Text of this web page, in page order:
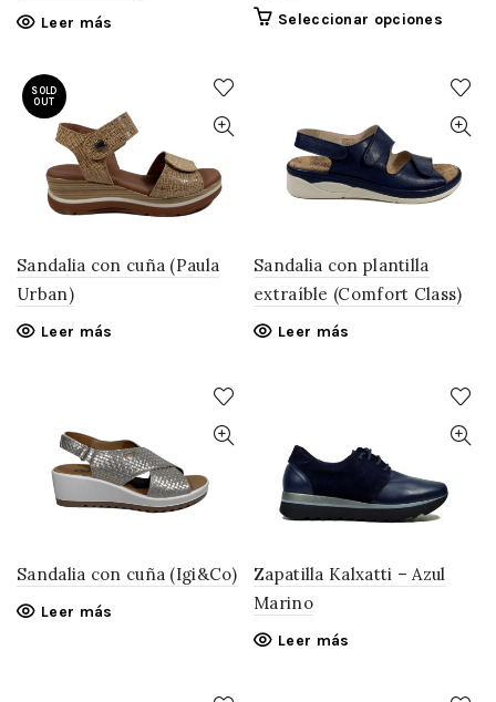
Leer más Seleccionar opciones
SOLD
OUT
Sandalia con cuña (Paula
Urban)
Leer más
Sandalia con plantilla
extraíble (Comfort Class)
Leer más
Sandalia con cuña (Igi&Co)
Leer más
Zapatilla Kalxatti – Azul
Marino
Leer más